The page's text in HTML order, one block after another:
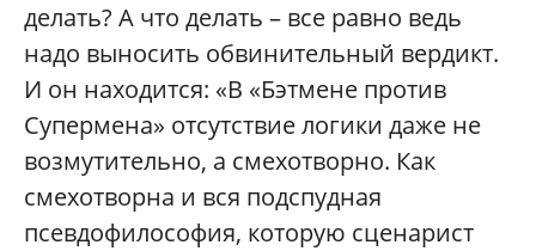
делать? А что делать – все равно ведь
надо выносить обвинительный вердикт.
И он находится: «В «Бэтмене против
Супермена» отсутствие логики даже не
возмутительно, а смехотворно. Как
смехотворна и вся подспудная
псевдофилософия, которую сценарист